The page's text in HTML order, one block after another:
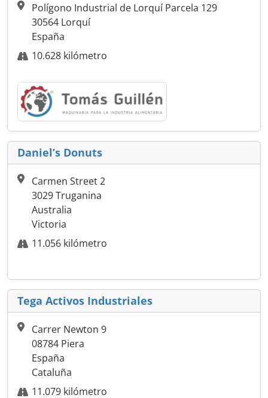
Polígono Industrial de Lorquí Parcela 129
30564 Lorquí
España
10.628 kilómetro
Daniel’s Donuts
Carmen Street 2
3029 Truganina
Australia
Victoria
11.056 kilómetro
Tega Activos Industriales
Carrer Newton 9
08784 Piera
España
Cataluña
11.079 kilómetro